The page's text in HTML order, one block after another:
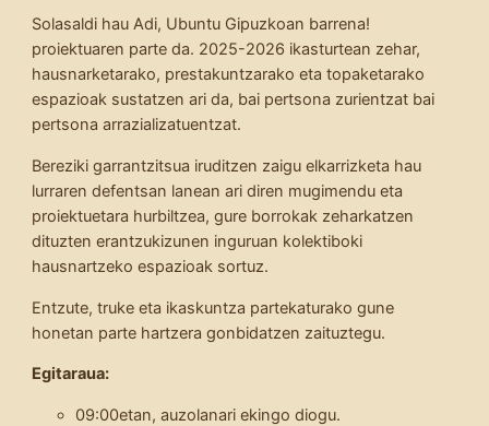
Solasaldi hau Adi, Ubuntu Gipuzkoan barrena!
proiektuaren parte da. 2025-2026 ikasturtean zehar,
hausnarketarako, prestakuntzarako eta topaketarako
espazioak sustatzen ari da, bai pertsona zurientzat bai
pertsona arrazializatuentzat.
Bereziki garrantzitsua iruditzen zaigu elkarrizketa hau
lurraren defentsan lanean ari diren mugimendu eta
proiektuetara hurbiltzea, gure borrokak zeharkatzen
dituzten erantzukizunen inguruan kolektiboki
hausnartzeko espazioak sortuz.
Entzute, truke eta ikaskuntza partekaturako gune
honetan parte hartzera gonbidatzen zaituztegu.
Egitaraua:
09:00etan, auzolanari ekingo diogu.